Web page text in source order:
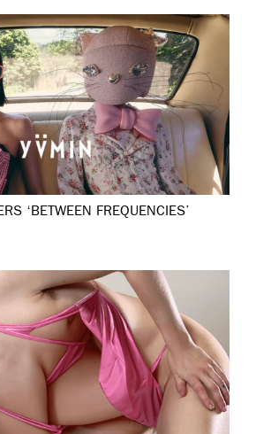
‘BETWEEN FREQUENCIES’